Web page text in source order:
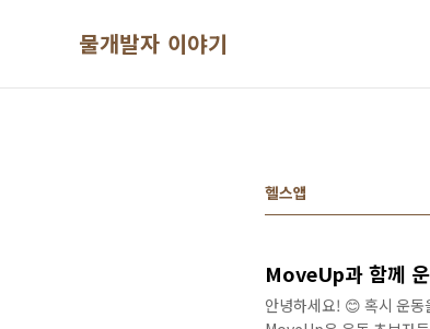
물개발자 이야기
헬스앱
MoveUp과 함께
안녕하세요! 😊 혹시 운동